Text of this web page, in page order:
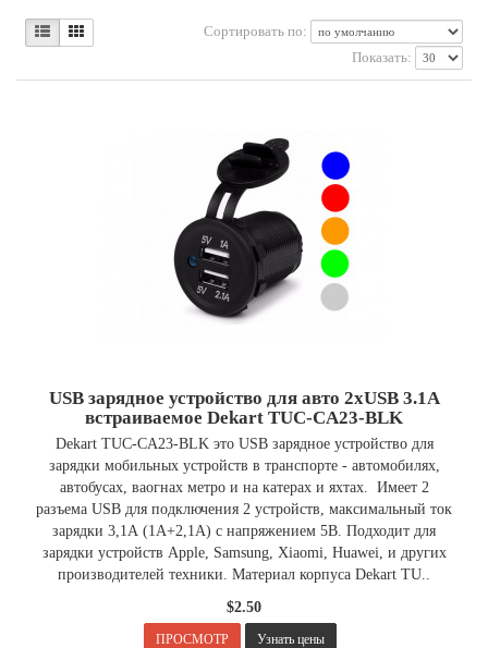
Сортировать по:
Показать:
USB зарядное устройство для авто 2xUSB 3.1A
встраиваемое Dekart TUC-CA23-BLK
Dekart TUC-CA23-BLK это USB зарядное устройство для
зарядки мобильных устройств в транспорте - автомобилях,
автобусах, ваогнах метро и на катерах и яхтах. Имеет 2
разъема USB для подключения 2 устройств, максимальный ток
зарядки 3,1А (1А+2,1А) с напряжением 5В. Подходит для
зарядки устройств Apple, Samsung, Xiaomi, Huawei, и других
производителей техники. Материал корпуса Dekart TU..
$2.50
ПРОСМОТР Узнать цены